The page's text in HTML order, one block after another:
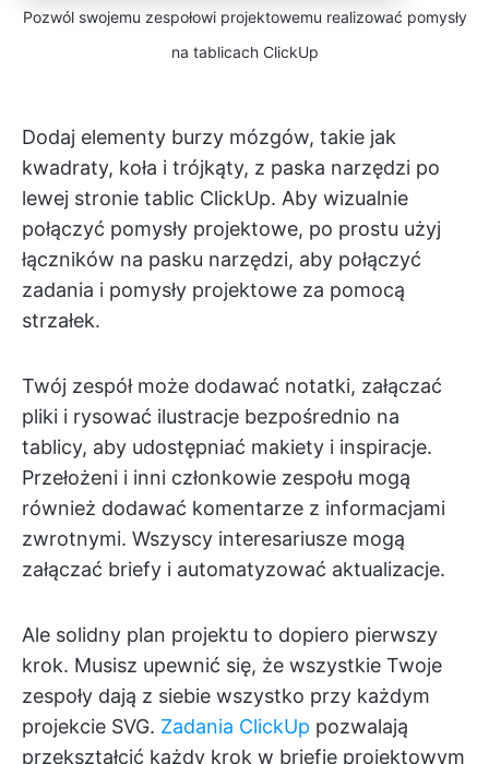
Pozwól swojemu zespołowi projektowemu realizować pomysły
na tablicach ClickUp
Dodaj elementy burzy mózgów, takie jak
kwadraty, koła i trójkąty, z paska narzędzi po
lewej stronie tablic ClickUp. Aby wizualnie
połączyć pomysły projektowe, po prostu użyj
łączników na pasku narzędzi, aby połączyć
zadania i pomysły projektowe za pomocą
strzałek.
Twój zespół może dodawać notatki, załączać
pliki i rysować ilustracje bezpośrednio na
tablicy, aby udostępniać makiety i inspiracje.
Przełożeni i inni członkowie zespołu mogą
również dodawać komentarze z informacjami
zwrotnymi. Wszyscy interesariusze mogą
załączać briefy i automatyzować aktualizacje.
Ale solidny plan projektu to dopiero pierwszy
krok. Musisz upewnić się, że wszystkie Twoje
zespoły dają z siebie wszystko przy każdym
projekcie SVG. Zadania ClickUp pozwalają
przekształcić każdy krok w briefie projektowym